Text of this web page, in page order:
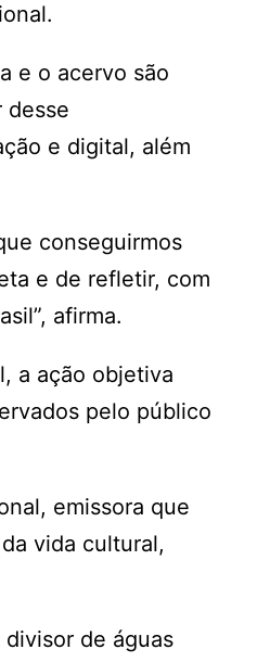
e o acervo são
desse
e digital, além
conseguirmos
e de refletir, com
afirma.
a ação objetiva
pelo público
emissora que
vida cultural,
de águas